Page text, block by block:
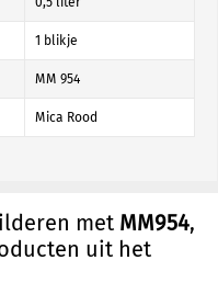
1 blikje
MM 954
Mica Rood
met MM954,
uit het